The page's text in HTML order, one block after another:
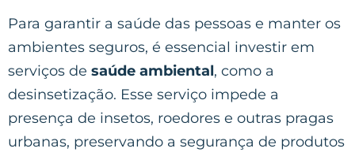
Para garantir a saúde das pessoas e manter os
ambientes seguros, é essencial investir em
serviços de saúde ambiental, como a
desinsetização. Esse serviço impede a
presença de insetos, roedores e outras pragas
urbanas, preservando a segurança de produtos